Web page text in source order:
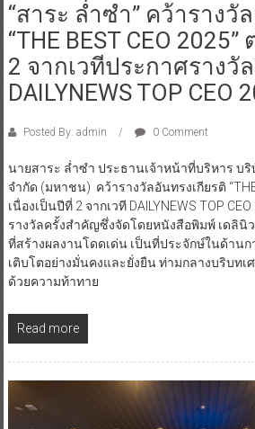
“สาระ ล่ำซำ” คว้ารางวั
“THE BEST CEO
2 จากเวทีประกาศรางวั
DAILYNEWS TOP CEO
Posted By: admin 0 Comment
นายสาระ ล่ำซำ ประธานเจ้าหน้าที่บริหาร บริ
จำกัด (มหาชน) คว้ารางวัลอันทรงเกียรติ “THE
เนื่องเป็นปีที่ 2 จากเวที DAILYNEWS TOP
รางวัลครั้งสำคัญซึ่งจัดโดยหนังสือพิมพ์ เดลินิ
ที่สร้างผลงานโดดเด่น เป็นที่ประจักษ์ในด้าน
เติบโตอย่างมั่นคงและยั่งยืน ท่ามกลางบริบทเ
ด้วยความท้าทาย
Read more